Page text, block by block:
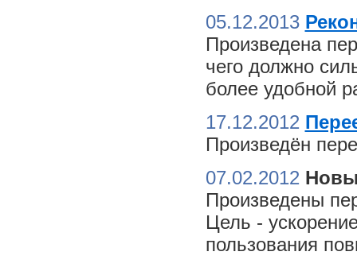
05.12.2013
Произведена
чего должно
более удобной
17.12.2012
Произведён
07.02.2012
Произведены
Цель -
пользования